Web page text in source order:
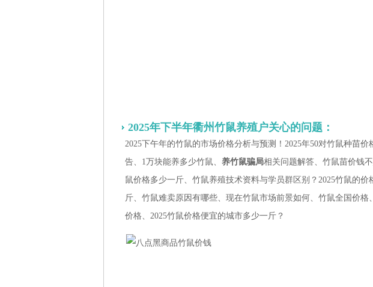
2025年下半年衢州竹鼠养殖户关心的问题：
2025下午年的竹鼠的市场价格分析与预测！2025年50对竹鼠种苗
告、1万块能养多少竹鼠、 养竹鼠骗局相关问题解答、竹鼠苗价钱
鼠价格多少一斤、竹鼠养殖技术资料与学员群区别？2025竹鼠的
斤、竹鼠难卖原因有哪些、现在竹鼠市场前景如何、竹鼠全国价格
价格、2025竹鼠价格便宜的城市多少一斤？